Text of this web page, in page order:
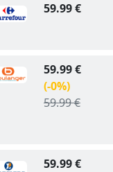
59.99 €
59.99 €
(-0%)
59.99 €
59.99 €